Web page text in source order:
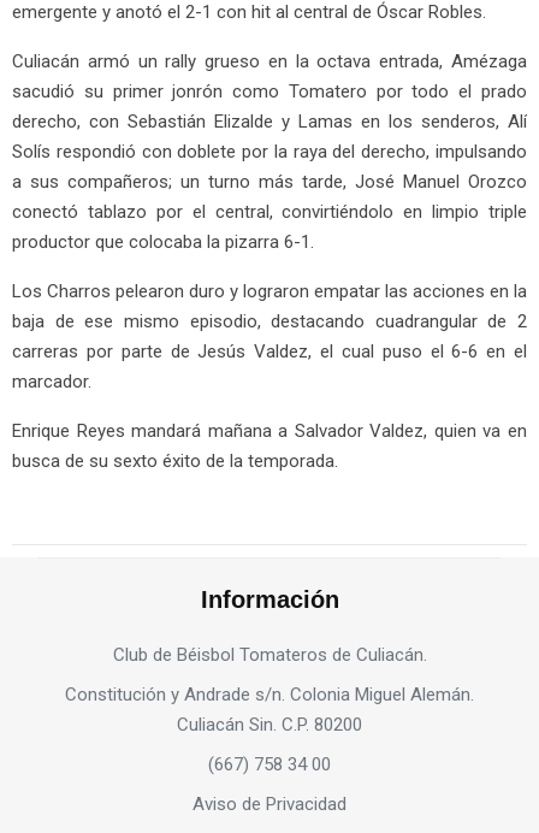
emergente y anotó el 2-1 con hit al central de Óscar Robles.
Culiacán armó un rally grueso en la octava entrada, Amézaga
sacudió su primer jonrón como Tomatero por todo el prado
derecho, con Sebastián Elizalde y Lamas en los senderos, Alí
Solís respondió con doblete por la raya del derecho, impulsando
a sus compañeros; un turno más tarde, José Manuel Orozco
conectó tablazo por el central, convirtiéndolo en limpio triple
productor que colocaba la pizarra 6-1.
Los Charros pelearon duro y lograron empatar las acciones en la
baja de ese mismo episodio, destacando cuadrangular de 2
carreras por parte de Jesús Valdez, el cual puso el 6-6 en el
marcador.
Enrique Reyes mandará mañana a Salvador Valdez, quien va en
busca de su sexto éxito de la temporada.
Información
Club de Béisbol Tomateros de Culiacán.
Constitución y Andrade s/n. Colonia Miguel Alemán.
Culiacán Sin. C.P. 80200
(667) 758 34 00
Aviso de Privacidad